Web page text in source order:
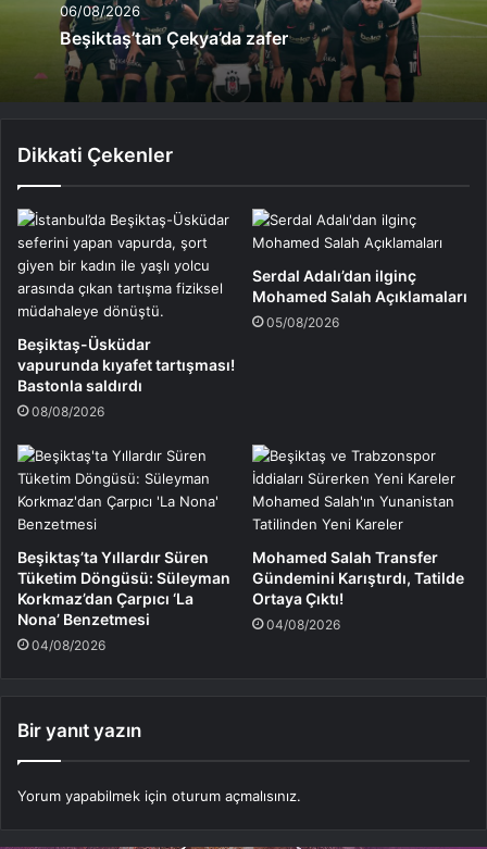
06/08/2026
Beşiktaş’tan Çekya’da zafer
Dikkati Çekenler
Beşiktaş-Üsküdar
vapurunda kıyafet tartışması!
Bastonla saldırdı
08/08/2026
Serdal Adalı’dan ilginç
Mohamed Salah Açıklamaları
05/08/2026
Beşiktaş’ta Yıllardır Süren
Tüketim Döngüsü: Süleyman
Korkmaz’dan Çarpıcı ‘La
Nona’ Benzetmesi
04/08/2026
Mohamed Salah Transfer
Gündemini Karıştırdı, Tatilde
Ortaya Çıktı!
04/08/2026
Bir yanıt yazın
Yorum yapabilmek için oturum açmalısınız.